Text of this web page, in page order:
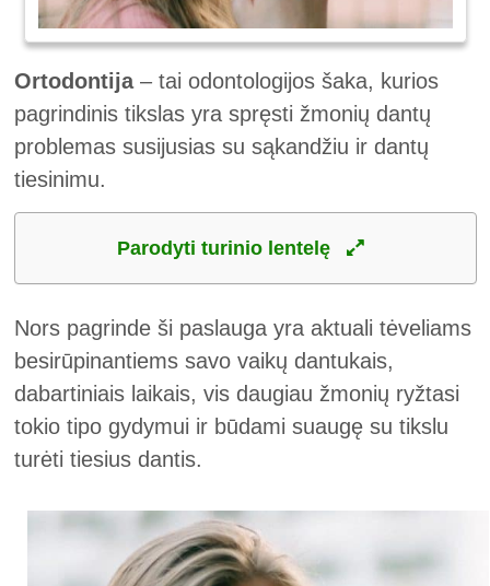
Ortodontija– tai odontologijos šaka, kurios
pagrindinis tikslas yra spręsti žmonių dantų
problemas susijusias su sąkandžiu ir dantų
tiesinimu.
Parodyti turinio lentelę
Nors pagrinde ši paslauga yra aktuali tėveliams
besirūpinantiems savo vaikų dantukais,
dabartiniais laikais, vis daugiau žmonių ryžtasi
tokio tipo gydymui ir būdami suaugę su tikslu
turėti tiesius dantis.